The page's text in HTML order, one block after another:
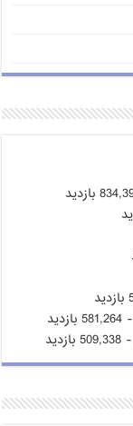
- 581,264 بازدید
- 509,338 بازدید